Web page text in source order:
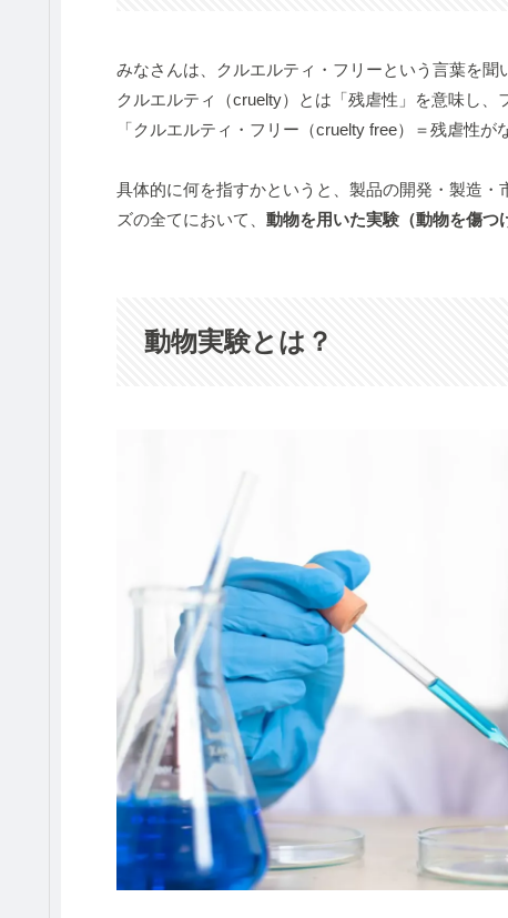
みなさんは、クルエルティ・フリーという言葉を聞
クルエルティ（cruelty）とは「残虐性」を意味し
「クルエルティ・フリー（cruelty free）＝残虐性が
具体的に何を指すかというと、製品の開発・製造
ズの全てにおいて、 動物を用いた実験（動物を傷つ
動物実験とは？